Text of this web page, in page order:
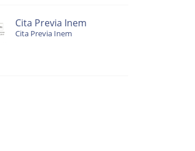
Cita Previa Inem
Cita Previa Inem